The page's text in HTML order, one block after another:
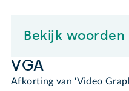
Bekijk
VGA
Afkorting van 'Video